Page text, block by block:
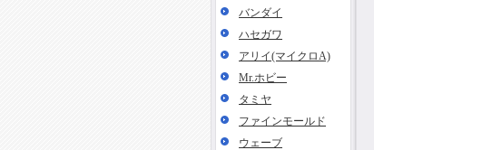
バンダイ
ハセガワ
アリイ(マイクロA)
Mr.ホビー
タミヤ
ファインモールド
ウェーブ